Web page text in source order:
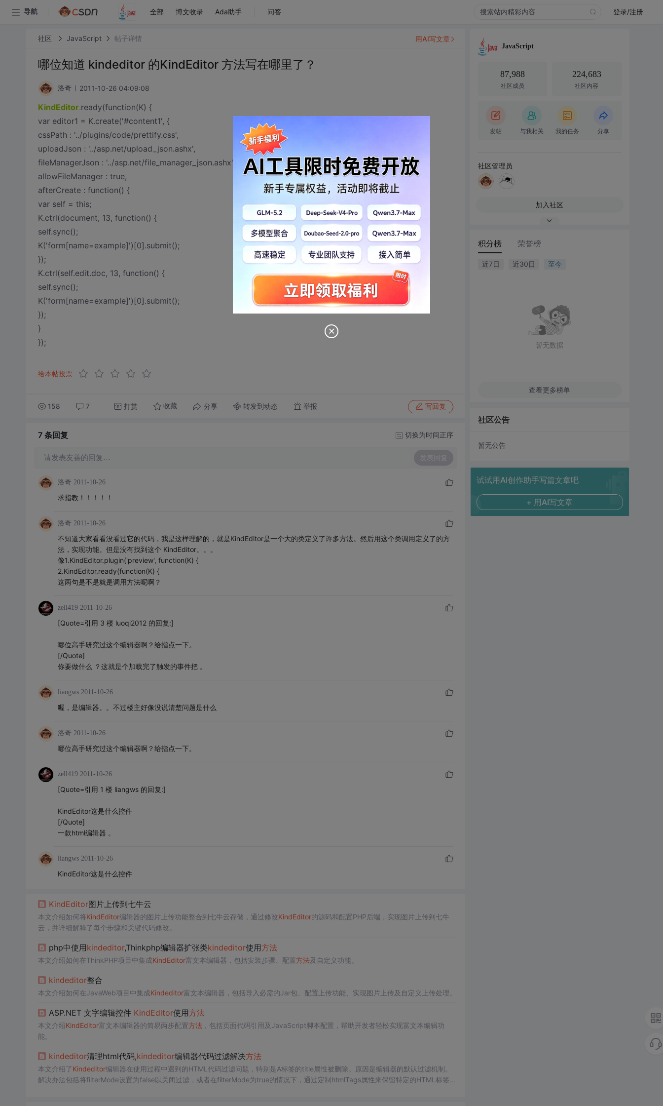
导航 全部 博文收录 Ada助手 问答 登录/注册
社区 JavaScript 帖子详情
哪位知道 kindeditor 的KindEditor 方法写在哪里了？
洛奇 2011-10-26 04:09:08
KindEditor.ready(function(K) {
var editor1 = K.create('#content1', {
cssPath : '../plugins/code/prettify.css',
uploadJson : '../asp.net/upload_json.ashx',
fileManagerJson : '../asp.net/file_manager_json.ashx',
allowFileManager : true,
afterCreate : function() {
var self = this;
K.ctrl(document, 13, function() {
self.sync();
K('form[name=example]')[0].submit();
});
K.ctrl(self.edit.doc, 13, function() {
self.sync();
K('form[name=example]')[0].submit();
});
}
});
给本帖投票
158 7 打赏 收藏 分享 转发到动态 举报 写回复
用AI写文章
7 条回复 切换为时间正序
请发表友善的回复… 发表回复
洛奇 2011-10-26
求指教！！！！！
洛奇 2011-10-26
不知道大家看看没看过它的代码，我是这样理解的，就是KindEditor是一个大的类定义了许多方法。然后用这个类调用定义了的方
法，实现功能。但是没有找到这个 KindEditor。。。
像1.KindEditor.plugin('preview', function(K) {
2.KindEditor.ready(function(K) {
这两句是不是就是调用方法呢啊？
zell419 2011-10-26
[Quote=引用 3 楼 luoqi2012 的回复:]
哪位高手研究过这个编辑器啊？给指点一下。
[/Quote]
你要做什么 ？这就是个加载完了触发的事件把 。
liangws 2011-10-26
喔，是编辑器。。不过楼主好像没说清楚问题是什么
洛奇 2011-10-26
哪位高手研究过这个编辑器啊？给指点一下。
zell419 2011-10-26
[Quote=引用 1 楼 liangws 的回复:]
KindEditor这是什么控件
[/Quote]
一款html编辑器 。
liangws 2011-10-26
KindEditor这是什么控件
KindEditor图片上传到七牛云
本文介绍如何将KindEditor编辑器的图片上传功能整合到七牛云存储，通过修改KindEditor的源码和配置PHP后端，实现图片上传到七牛
云，并详细解释了每个步骤和关键代码修改。
php中使用kindeditor,Thinkphp编辑器扩张类kindeditor使用方法
本文介绍如何在ThinkPHP项目中集成KindEditor富文本编辑器，包括安装步骤、配置方法及自定义功能。
kindeditor整合
本文介绍如何在JavaWeb项目中集成Kindeditor富文本编辑器，包括导入必需的Jar包、配置上传功能、实现图片上传及自定义上传处理。
ASP.NET 文字编辑控件 KindEditor使用方法
本文介绍KindEditor富文本编辑器的简易两步配置方法，包括页面代码引用及JavaScript脚本配置，帮助开发者轻松实现富文本编辑功
能。
kindeditor清理html代码,kindeditor编辑器代码过滤解决方法
本文介绍了Kindeditor编辑器在使用过程中遇到的HTML代码过滤问题，特别是A标签的title属性被删除。原因是编辑器的默认过滤机制。
解决办法包括将filterMode设置为false以关闭过滤，或者在filterMode为true的情况下，通过定制htmlTags属性来保留特定的HTML标签和
JavaScript
87,988
社区成员
224,683
社区内容
发帖 与我相关 我的任务 分享
社区管理员
加入社区
积分榜 荣誉榜
近7日 近30日 至今
暂无数据
查看更多榜单
社区公告
暂无公告
试试用AI创作助手写篇文章吧
+ 用AI写文章